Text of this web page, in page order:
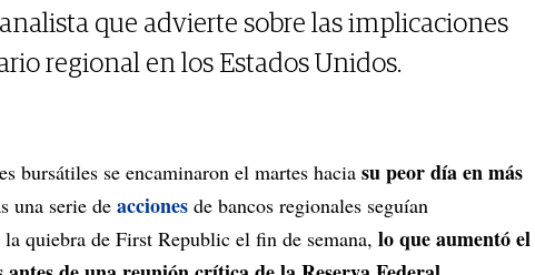
que advierte sobre las implicaciones
regional en los Estados Unidos.
bursátiles se encaminaron el martes hacia su peor día en más
una serie de acciones de bancos regionales seguían
la quiebra de First Republic el fin de semana, lo que aumentó el